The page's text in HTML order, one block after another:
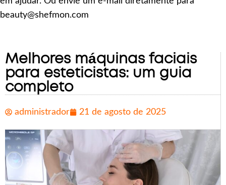
beauty@shefmon.com
Melhores máquinas faciais
para esteticistas: um guia
completo
administrador 21 de agosto de 2025